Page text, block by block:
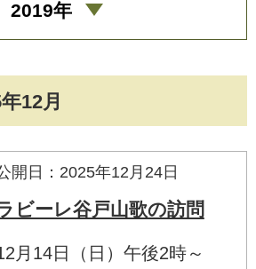
12月
開日：2025年12月24日
ビーレ谷戸山歌の訪問
月14日（日）午後2時～
2019年